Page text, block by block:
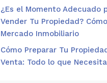
¿Es el Momento Adecuado
Vender Tu Propiedad?
Mercado Inmobiliario
Cómo Preparar Tu
Venta: Todo lo que